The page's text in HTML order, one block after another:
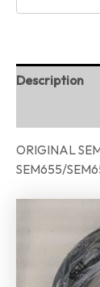
Description
ORIGINAL
SEM655/